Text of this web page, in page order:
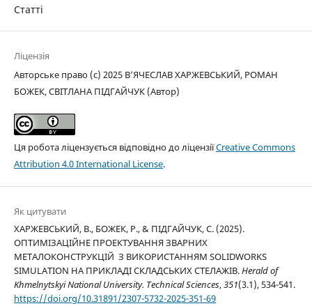
Статті
Ліцензія
Авторське право (c) 2025 В’ЯЧЕСЛАВ ХАРЖЕВСЬКИЙ, РОМАН
БОЖЕК, СВІТЛАНА ПІДГАЙЧУК (Автор)
Ця робота ліцензується відповідно до ліцензіїCreative Commons
Attribution 4.0 International License.
Як цитувати
ХАРЖЕВСЬКИЙ, В., БОЖЕК, Р., & ПІДГАЙЧУК, С. (2025).
ОПТИМІЗАЦІЙНЕ ПРОЕКТУВАННЯ ЗВАРНИХ
МЕТАЛОКОНСТРУКЦІЙ З ВИКОРИСТАННЯМ SOLIDWORKS
SIMULATION НА ПРИКЛАДІ СКЛАДСЬКИХ СТЕЛАЖІВ.Herald of
Khmelnytskyi National University. Technical Sciences,351(3.1), 534-541.
https://doi.org/10.31891/2307-5732-2025-351-69